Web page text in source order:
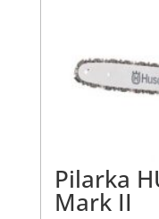
Pilarka
Mark II